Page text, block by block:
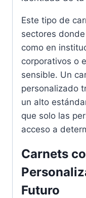
Este tipo de
sectores
como en
corporativos o
sensible. Un
personalizado
un alto
que solo las
acceso a
Carnets
Futuro